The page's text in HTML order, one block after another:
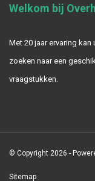
Welkom bij
Met 20 jaar ervaring
zoeken naar een
vraagstukken.
© Copyright 2026 -
Sitemap